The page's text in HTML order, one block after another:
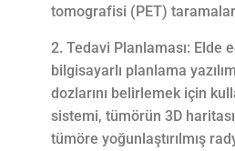
tomografisi (PET)
Tedavi Planlaması: Elde
bilgisayarlı planlama
dozlarını belirlemek için
sistemi, tümörün 3D
tümöre yoğunlaştırılmış